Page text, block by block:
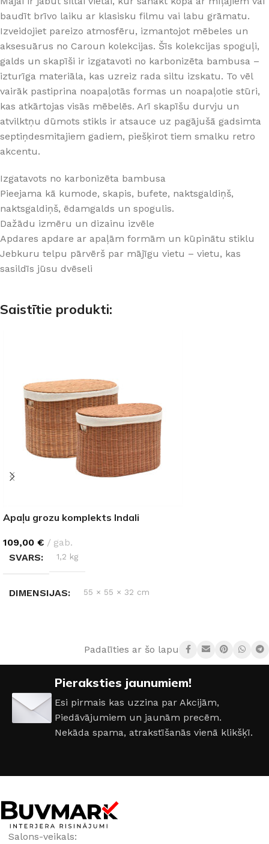
baudīt brīvo laiku ar klasisku filmu vai labu grāmatu.
Izveidojiet pareizo atmosfēru, izmantojot mēbeles un
aksesuārus no Caroun kolekcijas. Šīs kolekcijas spoguļi,
galds un skapīši ir izgatavoti no karbonizēta bambusa –
izturīga materiāla, kas uzreiz rada siltu izskatu. To vēl
vairāk pastiprina noapaļotās formas un noapaļotie stūri,
kas atkārtojas visās mēbelēs. Arī skapīšu durvju un
atvilktņu dūmots stikls ir atsauce uz pagājušā gadsimta
septiņdesmitajiem gadiem, piešķirot tiem smalku retro
akcentu.
Izgatavots no karbonizēta bambusa
Pieejama kā kumode, skapis, bufete, naktsgaldiņš,
naktsgaldiņš, ēdamgalds un spogulis.
Dažādu izmēru un dizainu izvēle
Apdares apdare ar apaļām formām un kūpinātu stiklu
Jebkuru telpu pārvērš par mājīgu vietu – vietu, kas
sasildīs jūsu dvēseli
Saistītie produkti:
Apaļu grozu komplekts Indali
109,00 €
gab.
SVARS
1,2 kg
DIMENSIJAS 55 × 55 × 32 cm
KOLEKCIJA Indali
Padalīties ar šo lapu:
Pieraksties jaunumiem!
Esi pirmais kas uzzina par Akcijām,
Piedāvājumiem un jaunām precēm.
Nekāda spama, atrakstīšanās vienā klikšķī.
Salons-veikals: